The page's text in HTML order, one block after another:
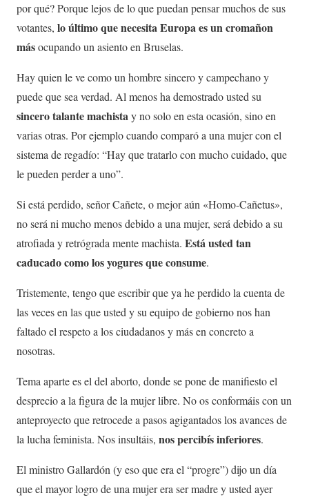
por qué? Porque lejos de lo que puedan pensar muchos de sus
votantes, lo último que necesita Europa es un cromañon
másocupando un asiento en Bruselas.
Hay quien le ve como un hombre sincero y campechano y
puede que sea verdad. Al menos ha demostrado usted su
sincero talante machistay no solo en esta ocasión, sino en
varias otras. Por ejemplo cuando comparó a una mujer con el
sistema de regadío: “Hay que tratarlo con mucho cuidado, que
le pueden perder a uno”.
Si está perdido, señor Cañete, o mejor aún «Homo-Cañetus»,
no será ni mucho menos debido a una mujer, será debido a su
atrofiada y retrógrada mente machista. Está usted tan
caducado como los yogures que consume.
Tristemente, tengo que escribir que ya he perdido la cuenta de
las veces en las que usted y su equipo de gobierno nos han
faltado el respeto a los ciudadanos y más en concreto a
nosotras.
Tema aparte es el del aborto, donde se pone de manifiesto el
desprecio a la figura de la mujer libre. No os conformáis con un
anteproyecto que retrocede a pasos agigantados los avances de
la lucha feminista. Nos insultáis, nos percibís inferiores.
El ministro Gallardón (y eso que era el “progre”) dijo un día
que el mayor logro de una mujer era ser madre y usted ayer